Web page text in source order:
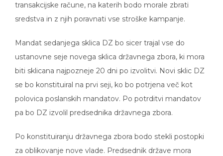
transakcijske račune, na katerih bodo morale zbrati
sredstva in z njih poravnati vse stroške kampanje.
Mandat sedanjega sklica DZ bo sicer trajal vse do
ustanovne seje novega sklica državnega zbora, ki mora
biti sklicana najpozneje 20 dni po izvolitvi. Novi sklic DZ
se bo konstituiral na prvi seji, ko bo potrjena več kot
polovica poslanskih mandatov. Po potrditvi mandatov
pa bo DZ izvolil predsednika državnega zbora.
Po konstituiranju državnega zbora bodo stekli postopki
za oblikovanje nove vlade. Predsednik države mora